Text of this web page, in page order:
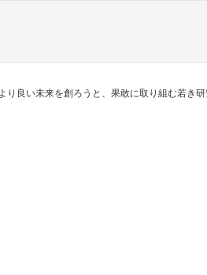
良い未来を創ろうと、果敢に取り組む若き